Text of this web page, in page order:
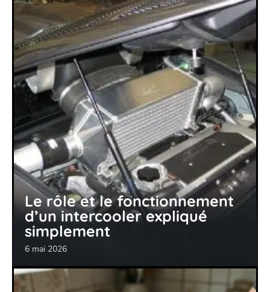
Le rôle et le fonctionnement
d’un intercooler expliqué
simplement
6 mai 2026